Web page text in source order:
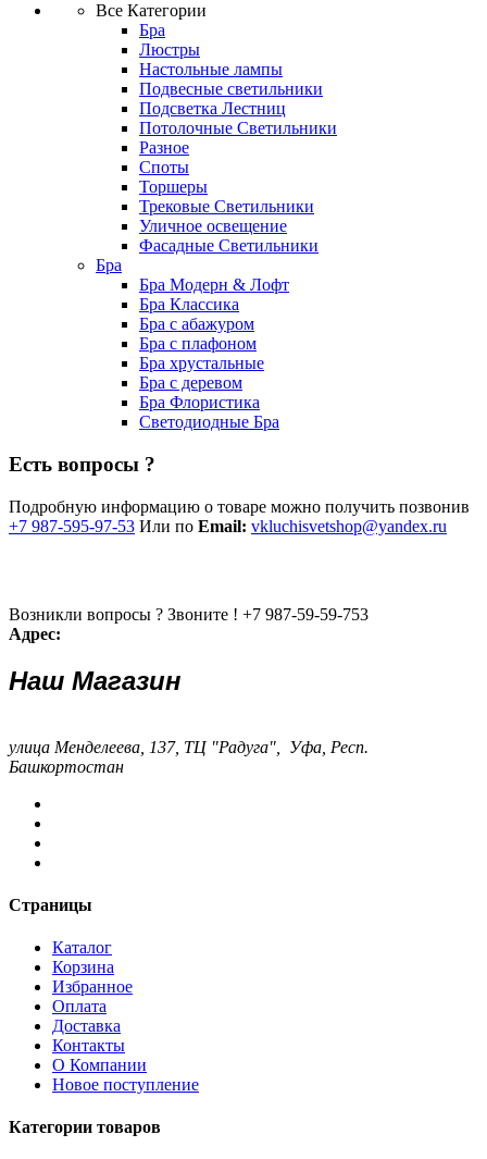
Все Категории
Бра
Люстры
Настольные лампы
Подвесные светильники
Подсветка Лестниц
Потолочные Светильники
Разное
Споты
Торшеры
Трековые Светильники
Уличное освещение
Фасадные Светильники
Бра
Бра Модерн & Лофт
Бра Классика
Бра с абажуром
Бра с плафоном
Бра хрустальные
Бра с деревом
Бра Флористика
Светодиодные Бра
Есть вопросы ?
Подробную информацию о товаре можно получить позвонив
+7 987-595-97-53 Или по Email: vkluchisvetshop@yandex.ru
Возникли вопросы ? Звоните ! +7 987-59-59-753
Адрес:
Наш Магазин
улица Менделеева, 137, ТЦ "Радуга", Уфа, Респ.
Башкортостан
Страницы
Каталог
Корзина
Избранное
Оплата
Доставка
Контакты
О Компании
Новое поступление
Категории товаров